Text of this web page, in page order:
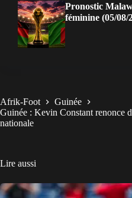
Pronostic
féminine (05/08/
Afrik-Foot
Guinée
Guinée : Kevin Constant renonce
nationale
Lire aussi